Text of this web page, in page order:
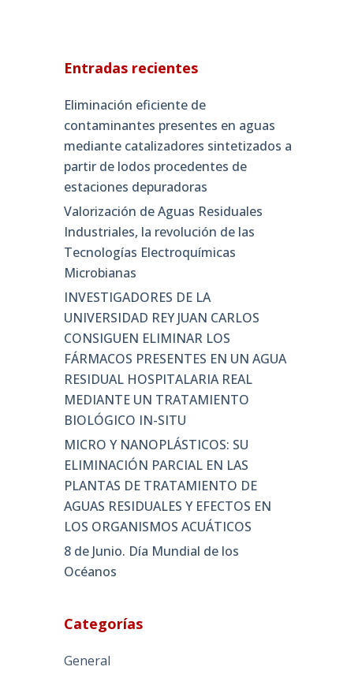
Entradas recientes
Eliminación eficiente de
contaminantes presentes en aguas
mediante catalizadores sintetizados a
partir de lodos procedentes de
estaciones depuradoras
Valorización de Aguas Residuales
Industriales, la revolución de las
Tecnologías Electroquímicas
Microbianas
INVESTIGADORES DE LA
UNIVERSIDAD REY JUAN CARLOS
CONSIGUEN ELIMINAR LOS
FÁRMACOS PRESENTES EN UN AGUA
RESIDUAL HOSPITALARIA REAL
MEDIANTE UN TRATAMIENTO
BIOLÓGICO IN-SITU
MICRO Y NANOPLÁSTICOS: SU
ELIMINACIÓN PARCIAL EN LAS
PLANTAS DE TRATAMIENTO DE
AGUAS RESIDUALES Y EFECTOS EN
LOS ORGANISMOS ACUÁTICOS
8 de Junio. Día Mundial de los
Océanos
Categorías
General